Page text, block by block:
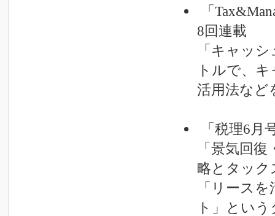
「
8回連載
「キャッ
トルで、
活用法など
「税理6月
「景気回
略とタック
「リース
ト」とい